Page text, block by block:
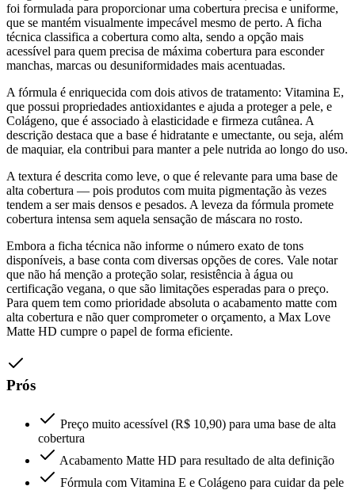
foi formulada para proporcionar uma cobertura precisa e uniforme,
que se mantém visualmente impecável mesmo de perto. A ficha
técnica classifica a cobertura como alta, sendo a opção mais
acessível para quem precisa de máxima cobertura para esconder
manchas, marcas ou desuniformidades mais acentuadas.
A fórmula é enriquecida com dois ativos de tratamento: Vitamina E,
que possui propriedades antioxidantes e ajuda a proteger a pele, e
Colágeno, que é associado à elasticidade e firmeza cutânea. A
descrição destaca que a base é hidratante e umectante, ou seja, além
de maquiar, ela contribui para manter a pele nutrida ao longo do uso.
A textura é descrita como leve, o que é relevante para uma base de
alta cobertura — pois produtos com muita pigmentação às vezes
tendem a ser mais densos e pesados. A leveza da fórmula promete
cobertura intensa sem aquela sensação de máscara no rosto.
Embora a ficha técnica não informe o número exato de tons
disponíveis, a base conta com diversas opções de cores. Vale notar
que não há menção a proteção solar, resistência à água ou
certificação vegana, o que são limitações esperadas para o preço.
Para quem tem como prioridade absoluta o acabamento matte com
alta cobertura e não quer comprometer o orçamento, a Max Love
Matte HD cumpre o papel de forma eficiente.
Prós
Preço muito acessível (R$ 10,90) para uma base de alta
cobertura
Acabamento Matte HD para resultado de alta definição
Fórmula com Vitamina E e Colágeno para cuidar da pele